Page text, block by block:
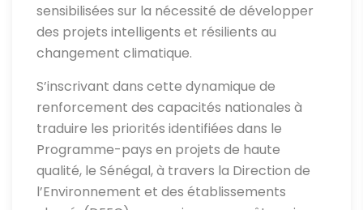
sensibilisées sur la nécessité de développer
des projets intelligents et résilients au
changement climatique.
S’inscrivant dans cette dynamique de
renforcement des capacités nationales à
traduire les priorités identifiées dans le
Programme-pays en projets de haute
qualité, le Sénégal, à travers la Direction de
l’Environnement et des établissements